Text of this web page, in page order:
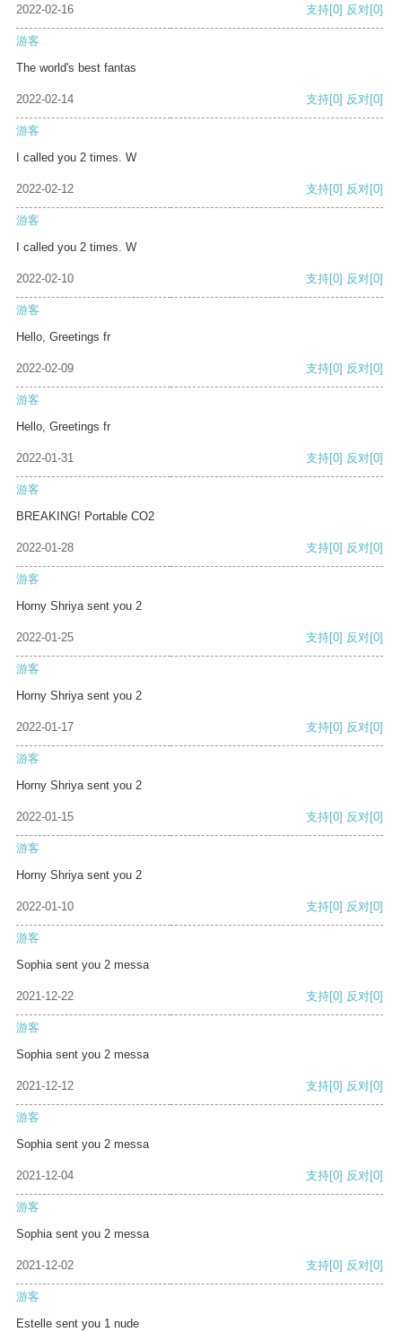
2022-02-16 支持[0] 反对[0]
游客
The world's best fantas
2022-02-14 支持[0] 反对[0]
游客
I called you 2 times. W
2022-02-12 支持[0] 反对[0]
游客
I called you 2 times. W
2022-02-10 支持[0] 反对[0]
游客
Hello, Greetings fr
2022-02-09 支持[0] 反对[0]
游客
Hello, Greetings fr
2022-01-31 支持[0] 反对[0]
游客
BREAKING! Portable CO2
2022-01-28 支持[0] 反对[0]
游客
Horny Shriya sent you 2
2022-01-25 支持[0] 反对[0]
游客
Horny Shriya sent you 2
2022-01-17 支持[0] 反对[0]
游客
Horny Shriya sent you 2
2022-01-15 支持[0] 反对[0]
游客
Horny Shriya sent you 2
2022-01-10 支持[0] 反对[0]
游客
Sophia sent you 2 messa
2021-12-22 支持[0] 反对[0]
游客
Sophia sent you 2 messa
2021-12-12 支持[0] 反对[0]
游客
Sophia sent you 2 messa
2021-12-04 支持[0] 反对[0]
游客
Sophia sent you 2 messa
2021-12-02 支持[0] 反对[0]
游客
Estelle sent you 1 nude